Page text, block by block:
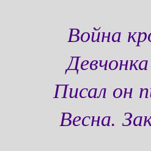
Война
Писал он
Весна.